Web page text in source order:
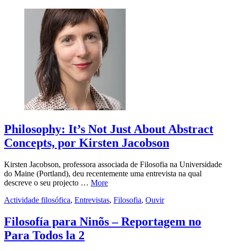
Philosophy: It’s Not Just About Abstract
Concepts, por Kirsten Jacobson
Kirsten Jacobson, professora associada de Filosofia na Universidade
do Maine (Portland), deu recentemente uma entrevista na qual
descreve o seu projecto … More
Actividade filosófica, Entrevistas, Filosofia, Ouvir
Filosofía para Ninõs – Reportagem no
Para Todos la 2